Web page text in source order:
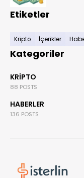
Etiketler
Kripto İçerikler
Kategoriler
KRIPTO
88 POSTS
HABERLER
136 POSTS